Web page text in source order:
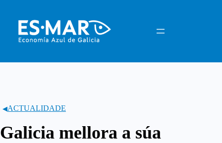
contido
ACTUALIDADE
Galicia mellora a súa